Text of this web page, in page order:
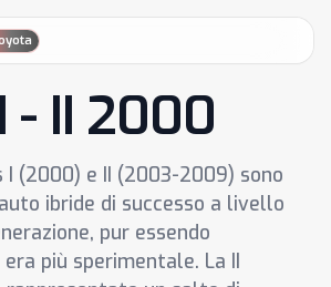
- II 2000
I (2000) e II (2003-2009) sono
ibride di successo a livello
pur essendo
più sperimentale. La II